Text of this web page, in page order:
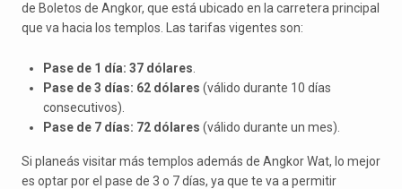
de Boletos de Angkor, que está ubicado en la carretera principal
que va hacia los templos. Las tarifas vigentes son:
Pase de 1 día: 37 dólares
Pase de 3 días: 62 dólares (válido durante 10 días
consecutivos).
Pase de 7 días: 72 dólares (válido durante un mes).
Si planeás visitar más templos además de Angkor Wat, lo mejor
es optar por el pase de 3 o 7 días, ya que te va a permitir